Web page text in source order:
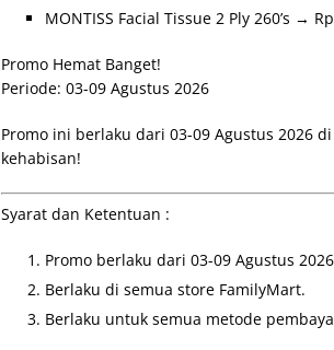
MONTISS Facial Tissue 2 Ply 260’s →
Promo Hemat Banget!
Periode: 03-09 Agustus 2026
Promo ini berlaku dari 03-09 Agustus 2026
kehabisan!
Syarat dan Ketentuan :
Promo berlaku dari 03-09 Agustus
Berlaku di semua store FamilyMart.
Berlaku untuk semua metode